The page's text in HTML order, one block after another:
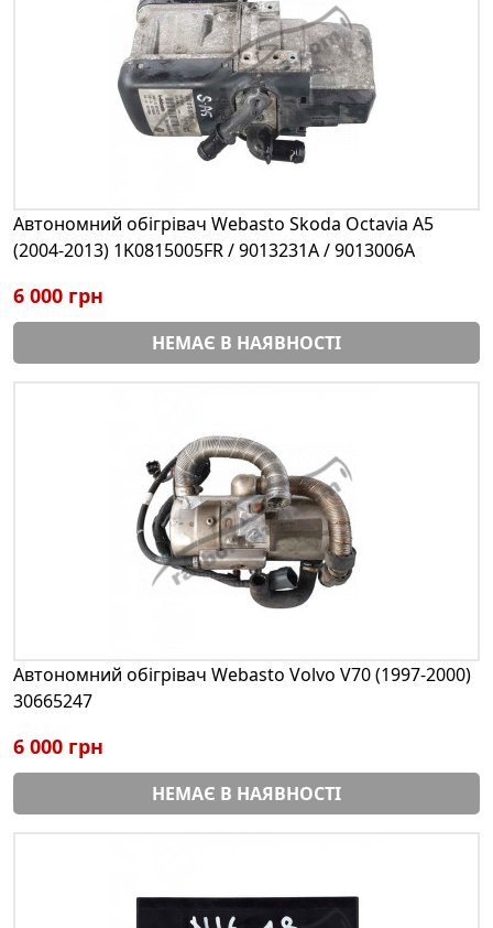
Автономний обігрівач Webasto Skoda Octavia A5
(2004-2013) 1K0815005FR / 9013231A / 9013006A
6 000 грн
НЕМАЄ В НАЯВНОСТІ
Автономний обігрівач Webasto Volvo V70 (1997-2000)
30665247
6 000 грн
НЕМАЄ В НАЯВНОСТІ